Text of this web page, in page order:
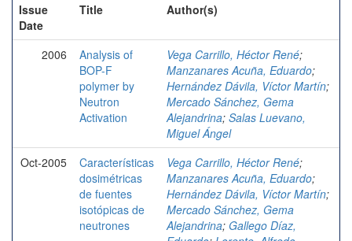
Issue
Date
Title Author(s)
2006
Analysis of
BOP-F
polymer by
Neutron
Activation
Vega Carrillo, Héctor René;
Manzanares Acuña, Eduardo;
Hernández Dávila, Víctor Martín;
Mercado Sánchez, Gema
Alejandrina; Salas Luevano,
Miguel Ángel
Oct-2005
Características
dosimétricas
de fuentes
isotópicas de
neutrones
Vega Carrillo, Héctor René;
Manzanares Acuña, Eduardo;
Hernández Dávila, Víctor Martín;
Mercado Sánchez, Gema
Alejandrina; Gallego Díaz,